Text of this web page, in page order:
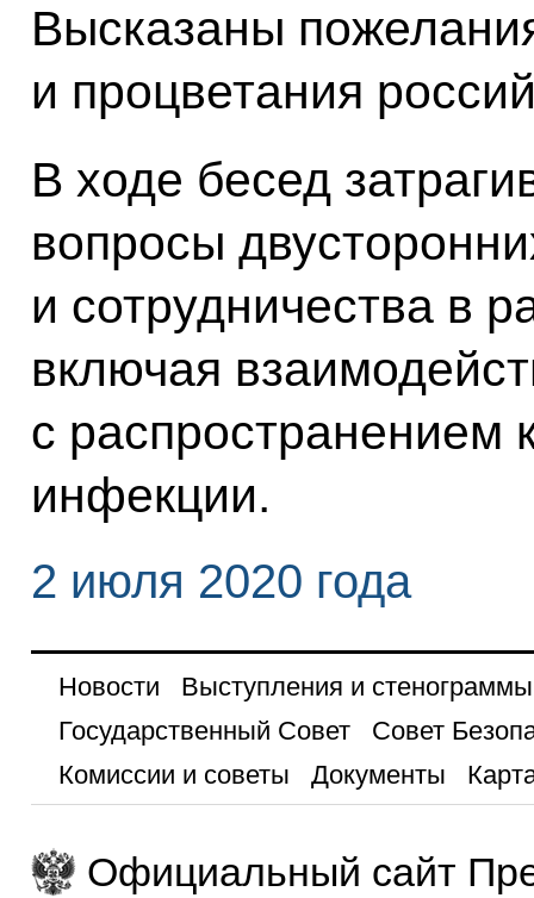
Высказаны
и процветания
В ходе бесед
вопросы
и сотрудничества в
включая
с распространением
инфекции.
2 июля 2020 года
Новости
Выступления и стенограммы
Государственный Совет
Совет
Комиссии и советы
Документы
Официальный сайт